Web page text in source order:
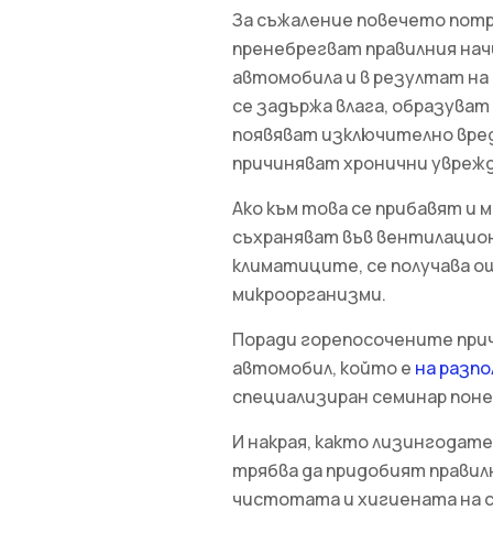
За съжаление повечето
пренебрегват правилния
автомобила и в резултат
се задържа влага,
появяват изключително
причиняват хронични
Ако към това се прибавят
съхраняват във
климатиците, се получава
микроорганизми.
Поради горепосочените
автомобил, който е на
специализиран семинар
И накрая, както
трябва да придобият
чистотата и хигиената на